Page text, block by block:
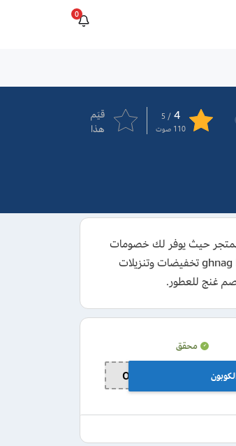
0
4
/ 5
110 صوت
قيَم
هذا
داخل المتجر حيث يوفر لك خصومات
تبدأ من 15% وتصل الي 50% علي تشكيلة العطور المميزة والراقية من المتجر، كما يوفر ghnag Perfumes تخفيضات وتنزيلات
محقق
OZGEFF